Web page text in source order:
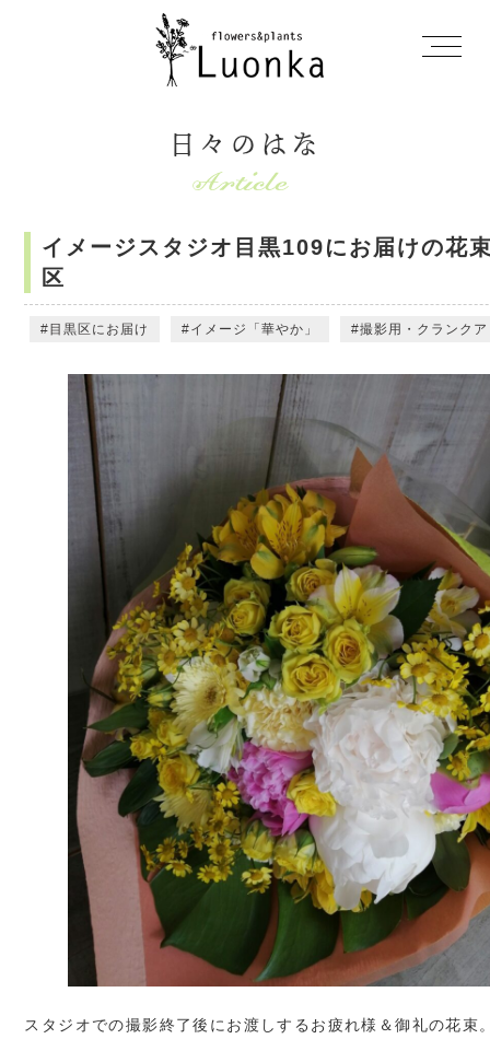
日々のはな
イメージスタジオ目黒109にお届けの花
区
目黒区にお届け イメージ「華やか」 撮影用・クランク
スタジオでの撮影終了後にお渡しするお疲れ様＆御礼の花束